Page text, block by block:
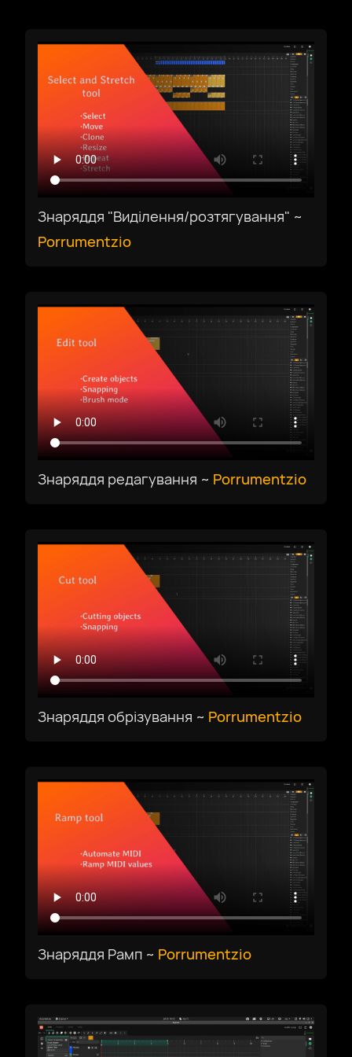
Українська
Знаряддя "Виділення/розтягування" ~
Porrumentzio
Знаряддя редагування ~ Porrumentzio
Знаряддя обрізування ~ Porrumentzio
Знаряддя Рамп ~ Porrumentzio